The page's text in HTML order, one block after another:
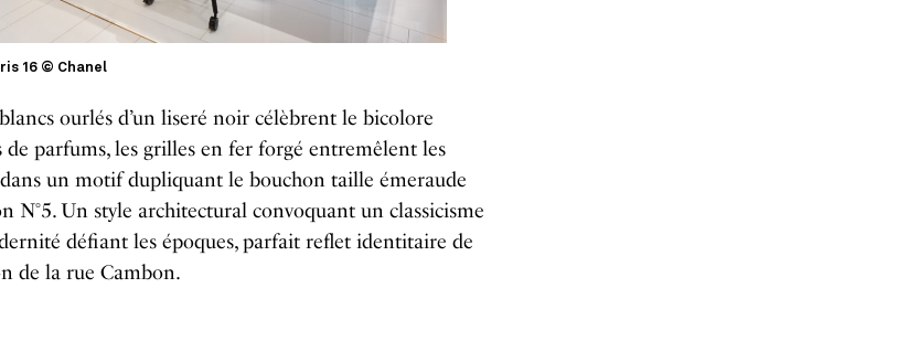
16 © Chanel
ourlés d’un liseré noir célèbrent le bicolore
de parfums, les grilles en fer forgé entremêlent les
un motif dupliquant le bouchon taille émeraude
N°5. Un style architectural convoquant un classicisme
défiant les époques, parfait reflet identitaire de
de la rue Cambon.